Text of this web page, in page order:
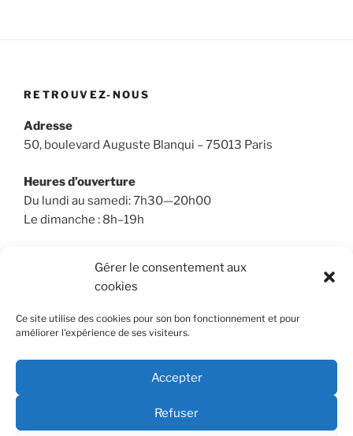
Gérer le consentement aux
cookies
Ce site utilise des cookies pour son bon fonctionnement et pour
améliorer l'expérience de ses visiteurs.
Accepter
Refuser
RETROUVEZ-NOUS
Adresse
50, boulevard Auguste Blanqui – 75013 Paris
Heures d’ouverture
Du lundi au samedi: 7h30—20h00
Le dimanche : 8h–19h
RECHERCHER
Recherche
pour
: